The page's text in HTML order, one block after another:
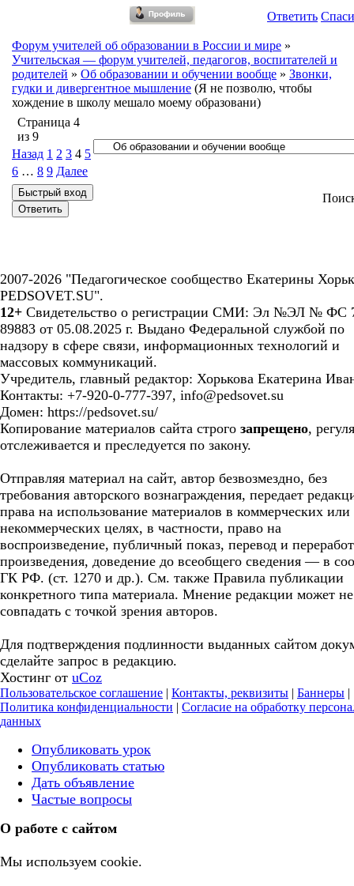
Ответить
Форум учителей об образовании в России и мире »
Учительская — форум учителей, педагогов, воспитателей и
родителей » Об образовании и обучении вообще » Звонки,
гудки и дивергентное мышление (Я не позволю, чтобы
хождение в школу мешало моему образовани)
Страница 4
из 9
Назад 1 2 3 4 5
6 … 8 9 Далее
2007-2026 "Педагогическое сообщество Екатерины
PEDSOVET.SU".
12+ Свидетельство о регистрации СМИ: Эл №ЭЛ № ФС
89883 от 05.08.2025 г. Выдано Федеральной службой по
надзору в сфере связи, информационных технологий и
массовых коммуникаций.
Учредитель, главный редактор: Хорькова Екатерина
Контакты: +7-920-0-777-397, info@pedsovet.su
Домен: https://pedsovet.su/
Копирование материалов сайта строго запрещено,
отслеживается и преследуется по закону.
Отправляя материал на сайт, автор безвозмездно, без
требования авторского вознаграждения, передает
права на использование материалов в коммерческих или
некоммерческих целях, в частности, право на
воспроизведение, публичный показ, перевод и
произведения, доведение до всеобщего сведения — в
ГК РФ. (ст. 1270 и др.). См. также Правила публикации
конкретного типа материала. Мнение редакции может не
совпадать с точкой зрения авторов.
Для подтверждения подлинности выданных сайтом
сделайте запрос в редакцию.
Хостинг от uCoz
Пользовательское соглашение | Контакты, реквизиты | Баннеры |
Политика конфиденциальности | Согласие на обработку
данных
Опубликовать урок
Опубликовать статью
Дать объявление
Частые вопросы
О работе с сайтом
Мы используем cookie.